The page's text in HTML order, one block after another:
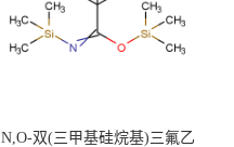
N,O-双(三甲基硅烷基)三氟乙